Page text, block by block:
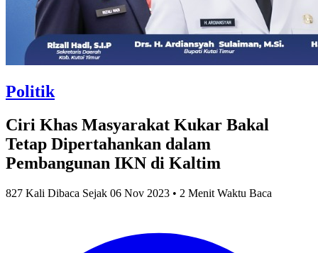
Politik
Ciri Khas Masyarakat Kukar Bakal
Tetap Dipertahankan dalam
Pembangunan IKN di Kaltim
827 Kali Dibaca Sejak 06 Nov 2023 • 2 Menit Waktu Baca